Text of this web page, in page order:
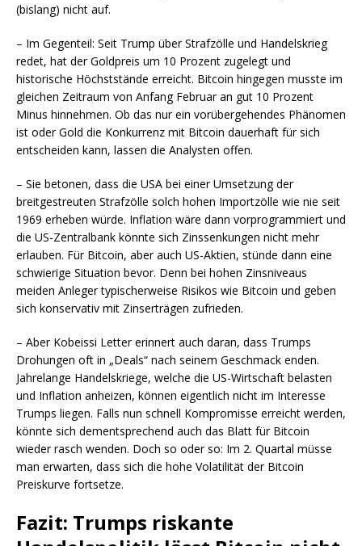
(bislang) nicht auf.
– Im Gegenteil: Seit Trump über Strafzölle und Handelskrieg
redet, hat der Goldpreis um 10 Prozent zugelegt und
historische Höchststände erreicht. Bitcoin hingegen musste im
gleichen Zeitraum von Anfang Februar an gut 10 Prozent
Minus hinnehmen. Ob das nur ein vorübergehendes Phänomen
ist oder Gold die Konkurrenz mit Bitcoin dauerhaft für sich
entscheiden kann, lassen die Analysten offen.
– Sie betonen, dass die USA bei einer Umsetzung der
breitgestreuten Strafzölle solch hohen Importzölle wie nie seit
1969 erheben würde. Inflation wäre dann vorprogrammiert und
die US-Zentralbank könnte sich Zinssenkungen nicht mehr
erlauben. Für Bitcoin, aber auch US-Aktien, stünde dann eine
schwierige Situation bevor. Denn bei hohen Zinsniveaus
meiden Anleger typischerweise Risikos wie Bitcoin und geben
sich konservativ mit Zinserträgen zufrieden.
– Aber Kobeissi Letter erinnert auch daran, dass Trumps
Drohungen oft in „Deals“ nach seinem Geschmack enden.
Jahrelange Handelskriege, welche die US-Wirtschaft belasten
und Inflation anheizen, können eigentlich nicht im Interesse
Trumps liegen. Falls nun schnell Kompromisse erreicht werden,
könnte sich dementsprechend auch das Blatt für Bitcoin
wieder rasch wenden. Doch so oder so: Im 2. Quartal müsse
man erwarten, dass sich die hohe Volatilität der Bitcoin
Preiskurve fortsetze.
Fazit: Trumps riskante